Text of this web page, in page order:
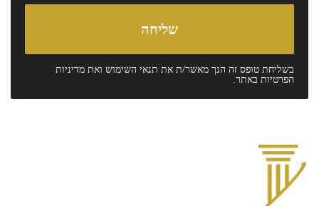
בשליחת טופס זה הנך מאשר/ת את תנאי השימוש ואת מדיניות
הפרטיות באתר.